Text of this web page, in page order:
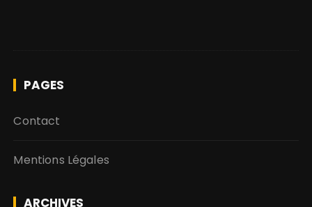
PAGES
Contact
Mentions Légales
ARCHIVES